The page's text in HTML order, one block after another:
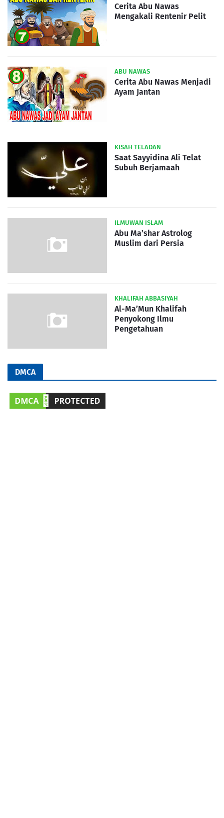
Cerita Abu Nawas
Mengakali Rentenir Pelit
ABU NAWAS
Cerita Abu Nawas Menjadi
Ayam Jantan
KISAH TELADAN
Saat Sayyidina Ali Telat
Subuh Berjamaah
ILMUWAN ISLAM
Abu Ma’shar Astrolog
Muslim dari Persia
KHALIFAH ABBASIYAH
Al-Ma’Mun Khalifah
Penyokong Ilmu
Pengetahuan
DMCA